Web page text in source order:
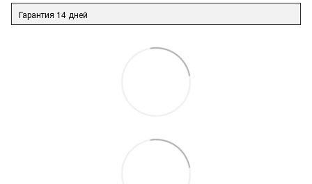
Гарантия 14 дней